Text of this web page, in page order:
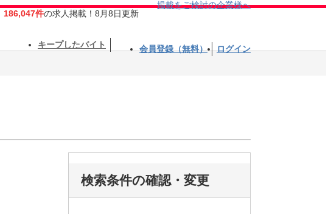
186,047件の求人掲載！8月8日更新
掲載をご検討の企業様へ
キープしたバイト 会員登録（無料） ログイン
検索条件の確認・変更